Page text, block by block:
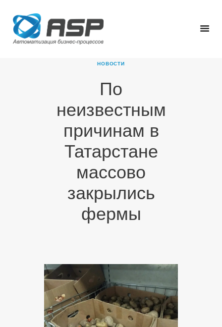
НОВОСТИ
По
неизвестным
причинам в
Татарстане
массово
закрылись
фермы
О КОМПАНИИ
НОВОСТИ
КАРЬЕРА
ПАРТНЕРЫ
КОНТАКТЫ